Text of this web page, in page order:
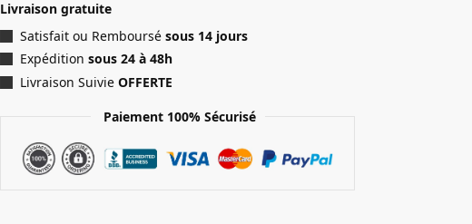
Livraison gratuite
Satisfait ou Remboursésous 14 jours
Expédition sous 24 à 48h
Livraison SuivieOFFERTE
Paiement 100% Sécurisé